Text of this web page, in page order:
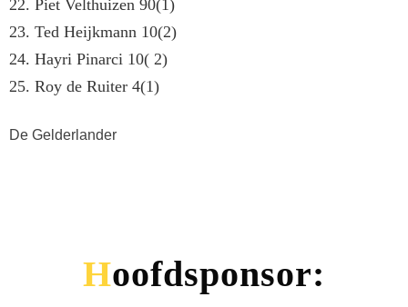
22. Piet Velthuizen 90(1)
23. Ted Heijkmann 10(2)
24. Hayri Pinarci 10( 2)
25. Roy de Ruiter 4(1)
De Gelderlander
Hoofdsponsor: